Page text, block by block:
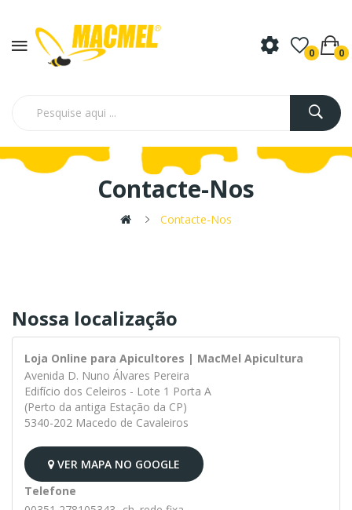
0 0
Contacte-Nos
Contacte-Nos
Nossa localização
Loja Online para Apicultores | MacMel Apicultura
Avenida D. Nuno Álvares Pereira
Edifício dos Celeiros - Lote 1 Porta A
(Perto da antiga Estação da CP)
5340-202 Macedo de Cavaleiros
VER MAPA NO GOOGLE
Telefone